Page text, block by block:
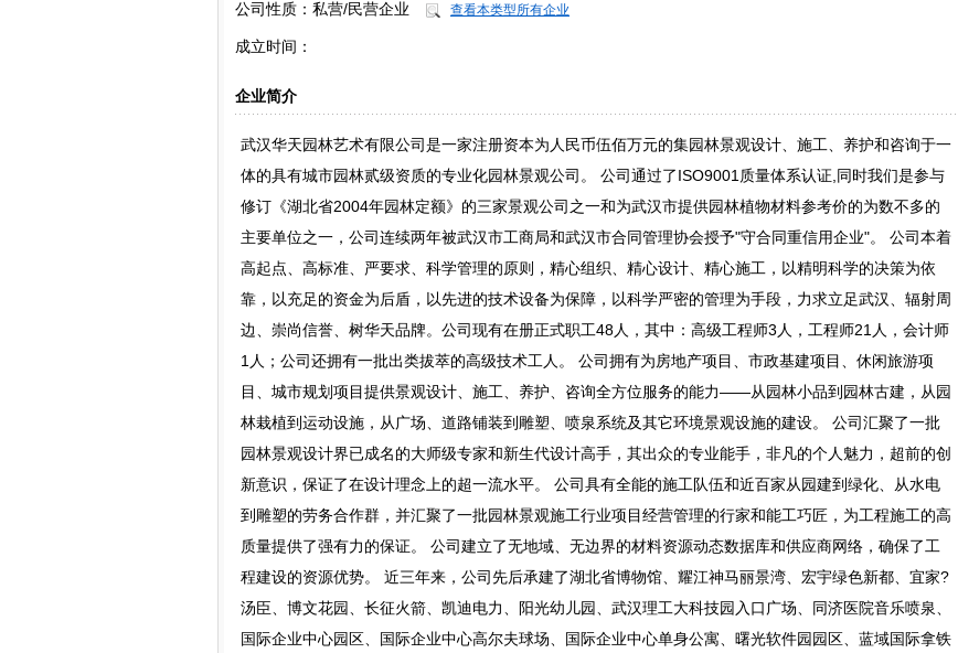
公司性质： 私营/民营企业 查看本类型所有企业
成立时间：
企业简介
武汉华天园林艺术有限公司是一家注册资本为人民币伍佰万元的集园林景观设计、施工、养护和咨询于一
体的具有城市园林贰级资质的专业化园林景观公司。 公司通过了ISO9001质量体系认证,同时我们是参与
修订《湖北省2004年园林定额》的三家景观公司之一和为武汉市提供园林植物材料参考价的为数不多的
主要单位之一，公司连续两年被武汉市工商局和武汉市合同管理协会授予"守合同重信用企业"。 公司本着
高起点、高标准、严要求、科学管理的原则，精心组织、精心设计、精心施工，以精明科学的决策为依
靠，以充足的资金为后盾，以先进的技术设备为保障，以科学严密的管理为手段，力求立足武汉、辐射周
边、崇尚信誉、树华天品牌。公司现有在册正式职工48人，其中：高级工程师3人，工程师21人，会计师
1人；公司还拥有一批出类拔萃的高级技术工人。 公司拥有为房地产项目、市政基建项目、休闲旅游项
目、城市规划项目提供景观设计、施工、养护、咨询全方位服务的能力——从园林小品到园林古建，从园
林栽植到运动设施，从广场、道路铺装到雕塑、喷泉系统及其它环境景观设施的建设。 公司汇聚了一批
园林景观设计界已成名的大师级专家和新生代设计高手，其出众的专业能手，非凡的个人魅力，超前的创
新意识，保证了在设计理念上的超一流水平。 公司具有全能的施工队伍和近百家从园建到绿化、从水电
到雕塑的劳务合作群，并汇聚了一批园林景观施工行业项目经营管理的行家和能工巧匠，为工程施工的高
质量提供了强有力的保证。 公司建立了无地域、无边界的材料资源动态数据库和供应商网络，确保了工
程建设的资源优势。 近三年来，公司先后承建了湖北省博物馆、耀江神马丽景湾、宏宇绿色新都、宜家?
汤臣、博文花园、长征火箭、凯迪电力、阳光幼儿园、武汉理工大科技园入口广场、同济医院音乐喷泉、
国际企业中心园区、国际企业中心高尔夫球场、国际企业中心单身公寓、曙光软件园园区、蓝域国际拿铁